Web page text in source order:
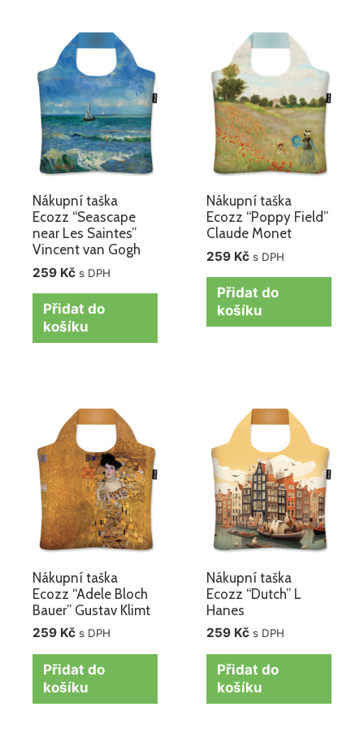
Nákupní taška
Ecozz “Seascape
near Les Saintes”
Vincent van Gogh
259 Kč s DPH
Přidat do
košíku
Nákupní taška
Ecozz “Poppy Field”
Claude Monet
259 Kč s DPH
Přidat do
košíku
Nákupní taška
Ecozz “Adele Bloch
Bauer” Gustav Klimt
259 Kč s DPH
Přidat do
košíku
Nákupní taška
Ecozz “Dutch” L
Hanes
259 Kč s DPH
Přidat do
košíku